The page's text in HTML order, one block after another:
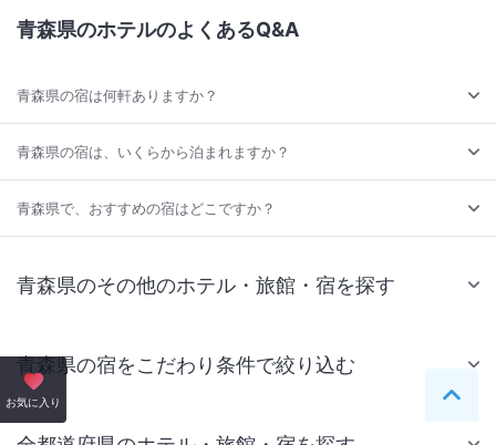
お気に入り ペー
青森県のホテルのよくあるQ&A
青森県の宿は何軒ありますか？
青森県の宿は、いくらから泊まれますか？
青森県で、おすすめの宿はどこですか？
青森県のその他のホテル・旅館・宿を探す
青森県の宿をこだわり条件で絞り込む